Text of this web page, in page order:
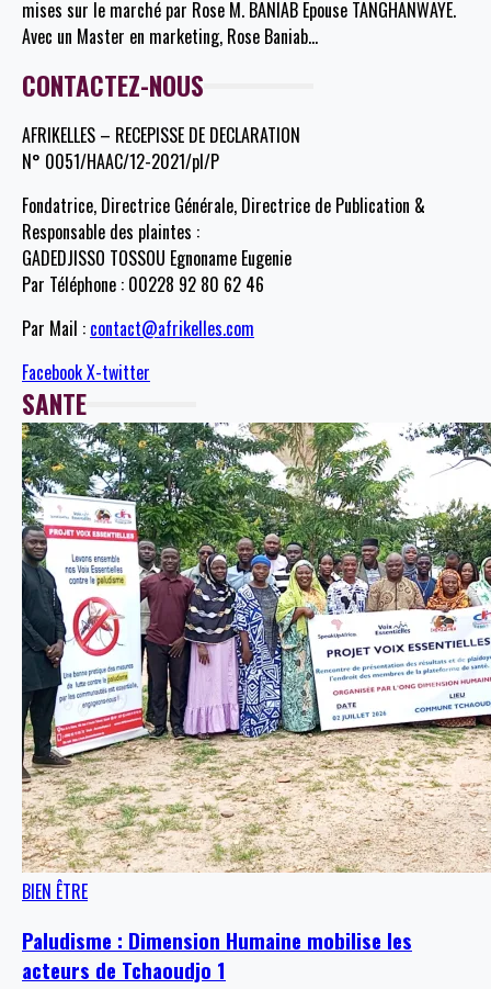
mises sur le marché par Rose M. BANIAB Epouse TANGHANWAYE.
Avec un Master en marketing, Rose Baniab…
CONTACTEZ-NOUS
AFRIKELLES – RECEPISSE DE DECLARATION
N° 0051/HAAC/12-2021/pl/P
Fondatrice, Directrice Générale, Directrice de Publication &
Responsable des plaintes :
GADEDJISSO TOSSOU Egnoname Eugenie
Par Téléphone : 00228 92 80 62 46
Par Mail : contact@afrikelles.com
FacebookX-twitter
SANTE
BIEN ÊTRE
Paludisme : Dimension Humaine mobilise les
acteurs de Tchaoudjo 1